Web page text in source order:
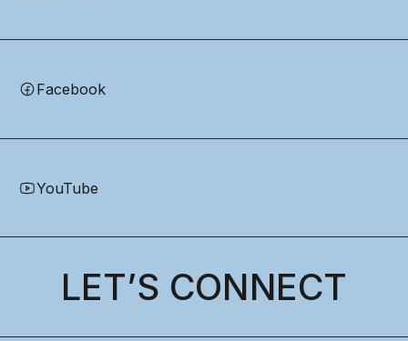
Facebook
YouTube
LET’S CONNECT